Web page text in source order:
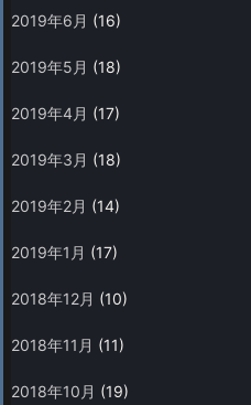
2019年6月 (16)
2019年5月 (18)
2019年4月 (17)
2019年3月 (18)
2019年2月 (14)
2019年1月 (17)
2018年12月 (10)
2018年11月 (11)
2018年10月 (19)